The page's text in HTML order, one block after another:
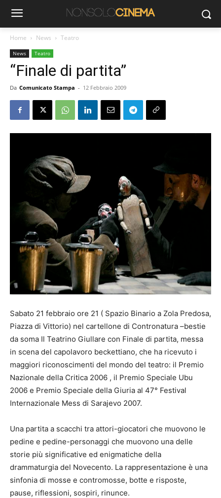
Home News Teatro
News Teatro
“Finale di partita”
Da Comunicato Stampa - 12 Febbraio 2009
Sabato 21 febbraio ore 21 ( Spazio Binario a Zola Predosa,
Piazza di Vittorio) nel cartellone di Contronatura –bestie
da soma Il Teatrino Giullare con Finale di partita, messa
in scena del capolavoro beckettiano, che ha ricevuto i
maggiori riconoscimenti del mondo del teatro: il Premio
Nazionale della Critica 2006 , il Premio Speciale Ubu
2006 e Premio Speciale della Giuria al 47° Festival
Internazionale Mess di Sarajevo 2007.
Una partita a scacchi tra attori-giocatori che muovono le
pedine e pedine-personaggi che muovono una delle
storie più significative ed enigmatiche della
drammaturgia del Novecento. La rappresentazione è una
sinfonia di mosse e contromosse, botte e risposte,
pause, riflessioni, sospiri, rinunce.